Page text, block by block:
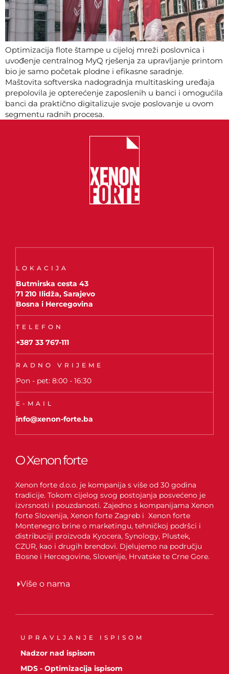
Optimizacija flote štampe u cijeloj mreži poslovnica i
uvođenje centralnog MyQ rješenja za upravljanje printom
bio je samo početak plodne i efikasne saradnje.
Maštovita softverska nadogradnja multitasking uređaja
prepolovila je opterećenje zaposlenih u banci i omogućila
banci da praktično digitalizuje svoje poslovanje u ovom
segmentu radnih procesa.
LOKACIJA
Butmirska cesta 43
71 210 Ilidža, Sarajevo
Bosna i Hercegovina
TELEFON
+387 33 767-111
RADNO VRIJEME
Pon - pet: 8:00 - 16:30
E-MAIL
info@xenon-forte.ba
O Xenon forte
Xenon forte d.o.o. je kompanija s više od 30 godina
tradicije. Tokom cijelog svog postojanja posvećeno je
izvrsnosti i pouzdanosti. Zajedno s kompanijama Xenon
forte Slovenija, Xenon forte Zagreb i Xenon forte
Montenegro brine o marketingu, tehničkoj podršci i
distribuciji proizvoda Kyocera, Synology, Plustek,
CZUR, kao i drugih brendovi. Djelujemo na području
Bosne i Hercegovine, Slovenije, Hrvatske te Crne Gore.
Više o nama
UPRAVLJANJE ISPISOM
Nadzor nad ispisom
MDS - Optimizacija ispisom